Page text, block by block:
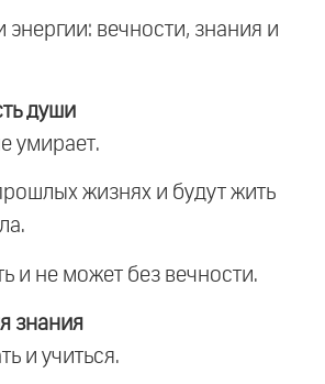
энергии: вечности, знания и
души
умирает.
жизнях и будут жить
и не может без вечности.
знания
и учиться.